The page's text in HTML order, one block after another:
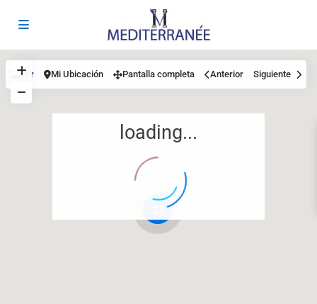
loading...
Ver Mi Ubicación Pantalla completa Anterior Siguiente